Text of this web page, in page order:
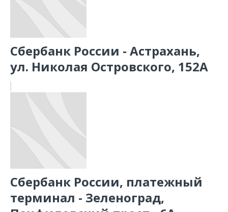
Сбербанк России - Астрахань,
ул. Николая Островского, 152А
Сбербанк России, платежный
терминал - Зеленоград,